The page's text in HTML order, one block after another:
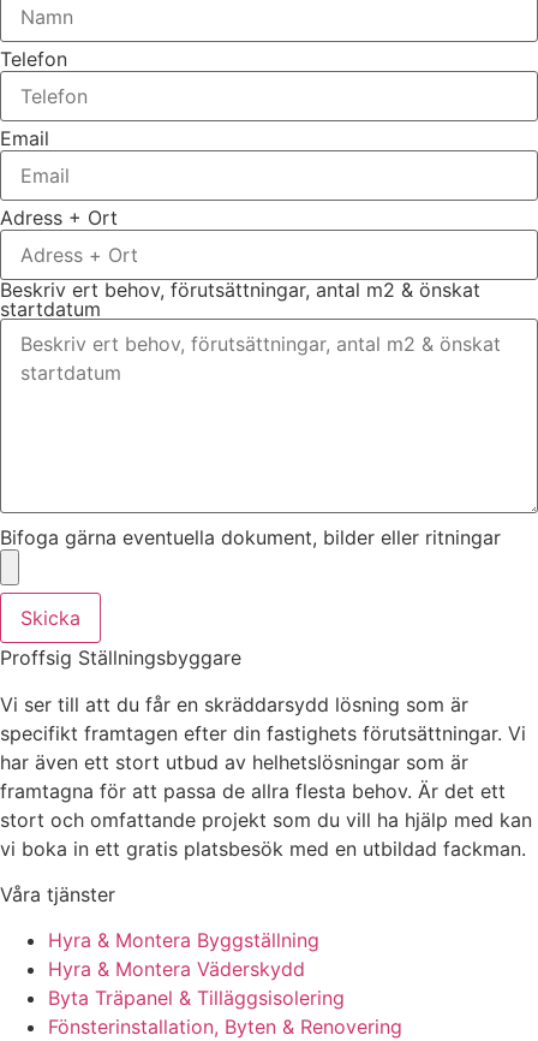
Telefon
Email
Adress + Ort
Beskriv ert behov, förutsättningar, antal m2 & önskat
startdatum
Bifoga gärna eventuella dokument, bilder eller ritningar
Skicka
Proffsig Ställningsbyggare
Vi ser till att du får en skräddarsydd lösning som är
specifikt framtagen efter din fastighets förutsättningar. Vi
har även ett stort utbud av helhetslösningar som är
framtagna för att passa de allra flesta behov. Är det ett
stort och omfattande projekt som du vill ha hjälp med kan
vi boka in ett gratis platsbesök med en utbildad fackman.
Våra tjänster
Hyra & Montera Byggställning
Hyra & Montera Väderskydd
Byta Träpanel & Tilläggsisolering
Fönsterinstallation, Byten & Renovering